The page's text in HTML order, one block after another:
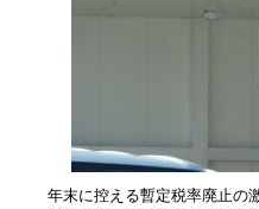
年末に控える暫定税率廃止の